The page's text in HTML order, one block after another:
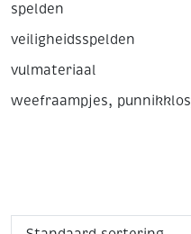
spelden
veiligheidsspelden
vulmateriaal
weefraampjes,